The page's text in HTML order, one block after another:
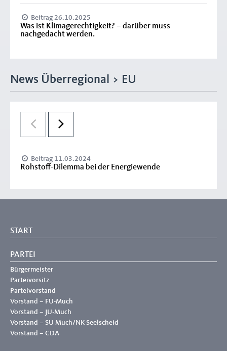
Beitrag 26.10.2025
Was ist Klimagerechtigkeit? – darüber muss
nachgedacht werden.
News Überregional > EU
Beitrag 11.03.2024
Rohstoff-Dilemma bei der Energiewende
START
PARTEI
Bürgermeister
Parteivorsitz
Parteivorstand
Vorstand – FU-Much
Vorstand – JU-Much
Vorstand – SU Much/NK-Seelscheid
Vorstand – CDA